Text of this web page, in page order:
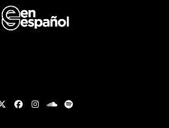
TwitterFacebook
Instagram
soundcloud
Spotify